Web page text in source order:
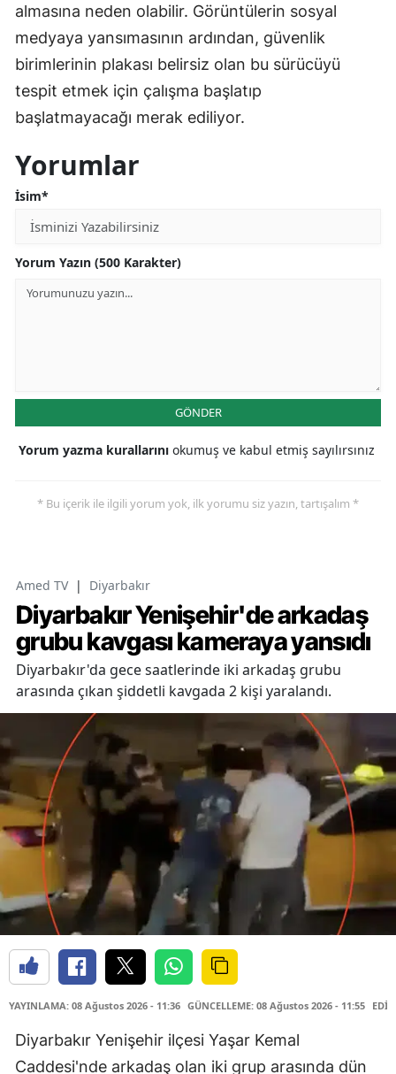
almasına neden olabilir. Görüntülerin sosyal
medyaya yansımasının ardından, güvenlik
birimlerinin plakası belirsiz olan bu sürücüyü
tespit etmek için çalışma başlatıp
başlatmayacağı merak ediliyor.
Yorumlar
İsim*
Yorum Yazın (500 Karakter)
GÖNDER
Yorum yazma kurallarını okumuş ve kabul etmiş sayılırsınız
* Bu içerik ile ilgili yorum yok, ilk yorumu siz yazın, tartışalım *
Amed TV | Diyarbakır
Diyarbakır Yenişehir'de arkadaş
grubu kavgası kameraya yansıdı
Diyarbakır'da gece saatlerinde iki arkadaş grubu
arasında çıkan şiddetli kavgada 2 kişi yaralandı.
YAYINLAMA: 08 Ağustos 2026 - 11:36 GÜNCELLEME: 08 Ağustos 2026 - 11:55
Diyarbakır Yenişehir ilçesi Yaşar Kemal
Caddesi'nde arkadaş olan iki grup arasında dün